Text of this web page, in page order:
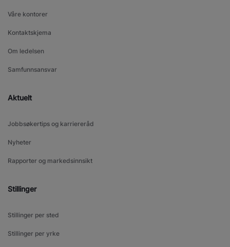
Våre kontorer
Kontaktskjema
Om ledelsen
Samfunnsansvar
Aktuelt
Jobbsøkertips og karriereråd
Nyheter
Rapporter og markedsinnsikt
Stillinger
Stillinger per sted
Stillinger per yrke